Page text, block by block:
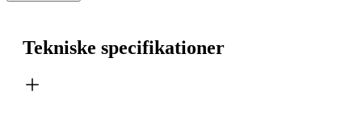
Tekniske specifikationer